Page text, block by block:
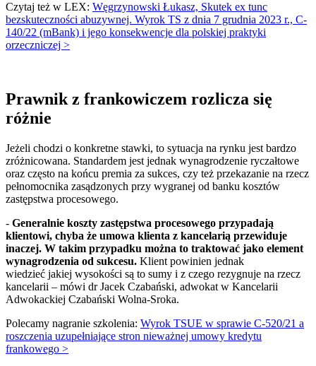
Czytaj też w LEX: Węgrzynowski Łukasz, Skutek ex tunc
bezskuteczności abuzywnej. Wyrok TS z dnia 7 grudnia 2023 r., C-
140/22 (mBank) i jego konsekwencje dla polskiej praktyki
orzeczniczej >
Prawnik z frankowiczem rozlicza się
różnie
Jeżeli chodzi o konkretne stawki, to sytuacja na rynku jest bardzo
zróżnicowana. Standardem jest jednak wynagrodzenie ryczałtowe
oraz często na końcu premia za sukces, czy też przekazanie na rzecz
pełnomocnika zasądzonych przy wygranej od banku kosztów
zastępstwa procesowego.
- Generalnie koszty zastępstwa procesowego przypadają
klientowi, chyba że umowa klienta z kancelarią przewiduje
inaczej. W takim przypadku można to traktować jako element
wynagrodzenia od sukcesu. Klient powinien jednak
wiedzieć jakiej wysokości są to sumy i z czego rezygnuje na rzecz
kancelarii – mówi dr Jacek Czabański, adwokat w Kancelarii
Adwokackiej Czabański Wolna-Sroka.
Polecamy nagranie szkolenia: Wyrok TSUE w sprawie C-520/21 a
roszczenia uzupełniające stron nieważnej umowy kredytu
frankowego >